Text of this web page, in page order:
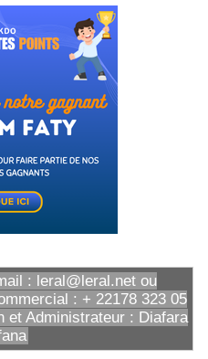
: leral@leral.net ou
: + 22178 323 05
et Administrateur : Diafara